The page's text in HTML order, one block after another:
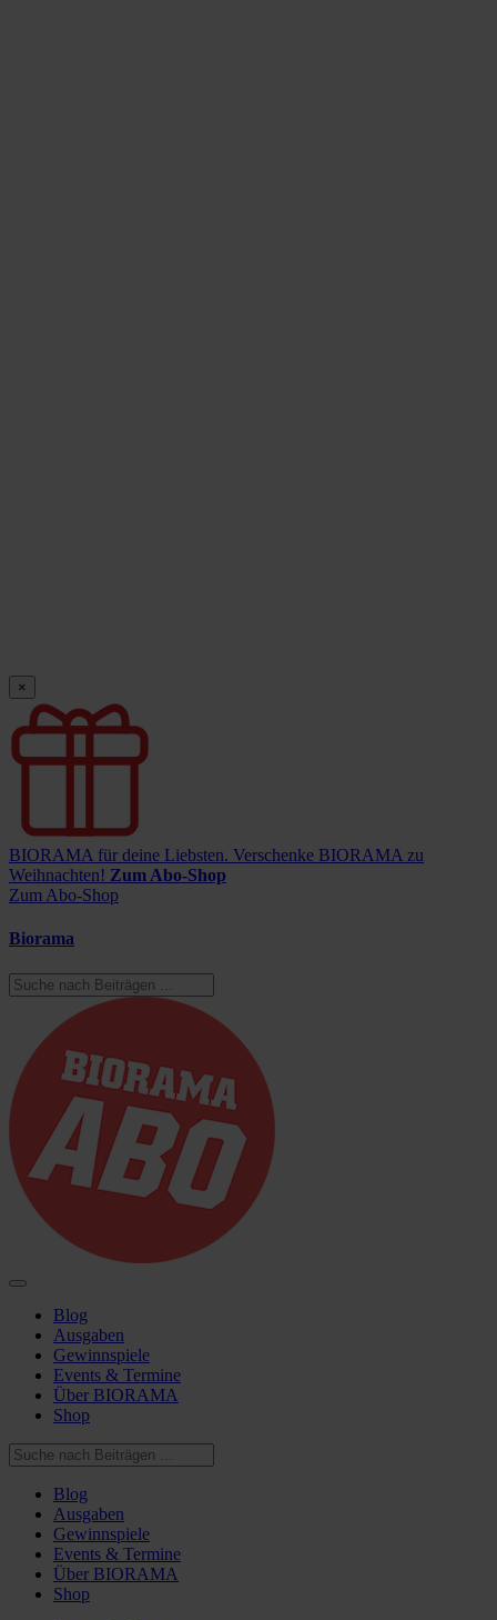
×
BIORAMA für deine Liebsten. Verschenke BIORAMA zu
Weihnachten! Zum Abo-Shop
Zum Abo-Shop
Biorama
Blog
Ausgaben
Gewinnspiele
Events & Termine
Über BIORAMA
Shop
Blog
Ausgaben
Gewinnspiele
Events & Termine
Über BIORAMA
Shop